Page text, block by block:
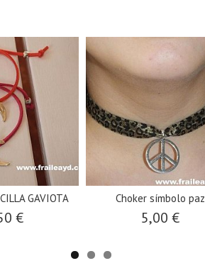
GAVIOTA
€
Choker símbolo paz
5,00 €